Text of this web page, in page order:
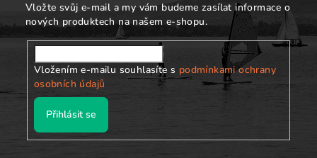
Vložte svůj e-mail a my vám budeme zasílat informace o
nových produktech na našem e-shopu.
Vložením e-mailu souhlasíte s podmínkami ochrany
osobních údajů
Přihlásit se